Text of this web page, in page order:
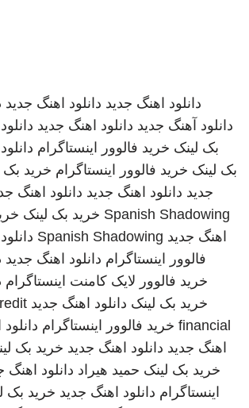
دانلود اهنگ جدید دانلود اهنگ جدید
دانلود آهنگ جدید دانلود اهنگ جدید
بک لینک خرید فالوور اینستاگرام
بک لینک خرید فالوور اینستاگرام خرید بک
جدید دانلود اهنگ جدید دانلود اهنگ
Spanish Shadowing خرید بک لینک
اهنگ جدید Spanish Shadowing
فالوور اینستاگرام دانلود اهنگ جدید
خرید فالوور لایک کامنت اینستاگرام
خرید بک لینک دانلود اهنگ جدید
financial خرید فالوور اینستاگرام
اهنگ جدید دانلود اهنگ جدید خرید بک
خرید بک لینک حمید هیراد دانلود اهنگ
اینستاگرام دانلود اهنگ جدید خرید بک